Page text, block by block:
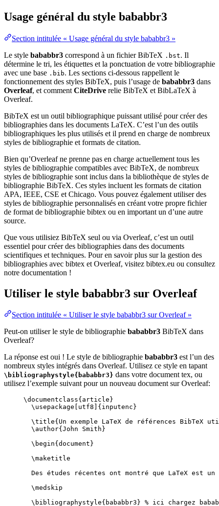
Usage général du style bababbr3
Section intitulée « Usage général du style bababbr3 »
Le style bababbr3 correspond à un fichier BibTeX .bst. Il
détermine le tri, les étiquettes et la ponctuation de votre bibliographie
avec une base .bib. Les sections ci-dessous rappellent le
fonctionnement des styles BibTeX, puis l’usage de bababbr3 dans
Overleaf, et comment CiteDrive relie BibTeX et BibLaTeX à
Overleaf.
BibTeX est un outil bibliographique puissant utilisé pour créer des
bibliographies dans les documents LaTeX. C’est l’un des outils
bibliographiques les plus utilisés et il prend en charge de nombreux
styles de bibliographie et formats de citation.
Bien qu’Overleaf ne prenne pas en charge actuellement tous les
styles de bibliographie compatibles avec BibTeX, de nombreux
styles de bibliographie sont inclus dans la bibliothèque de styles de
bibliographie BibTeX. Ces styles incluent les formats de citation
APA, IEEE, CSE et Chicago. Vous pouvez également utiliser des
styles de bibliographie personnalisés en créant votre propre fichier
de format de bibliographie bibtex ou en important un d’une autre
source.
Que vous utilisiez BibTeX seul ou via Overleaf, c’est un outil
essentiel pour créer des bibliographies dans des documents
scientifiques et techniques. Pour en savoir plus sur la gestion des
bibliographies avec bibtex et Overleaf, visitez bibtex.eu ou consultez
notre documentation !
Utiliser le style bababbr3 sur Overleaf
Section intitulée « Utiliser le style bababbr3 sur Overleaf »
Peut-on utiliser le style de bibliographie bababbr3 BibTeX dans
Overleaf?
La réponse est oui ! Le style de bibliographie bababbr3 est l’un des
nombreux styles intégrés dans Overleaf. Utilisez ce style en tapant
\bibliographystyle{bababbr3} dans votre document tex, ou
utilisez l’exemple suivant pour un nouveau document sur Overleaf:
\documentclass{ article }
\usepackage
utf8 ]{ inputenc }
\title{Un exemple LaTeX de références
\author{John Smith}
\begin{ document }
\maketitle
Des études récentes ont montré que LaTeX est
\medskip
\bibliographystyle{bababbr3} % ici chargez